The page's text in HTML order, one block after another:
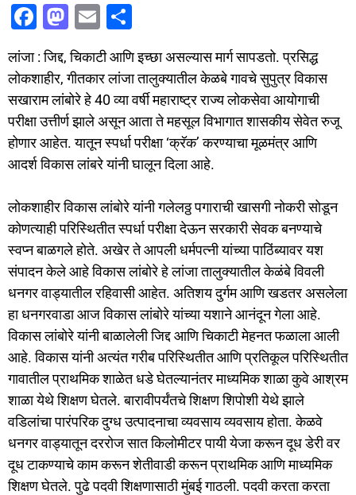
F
a
c
e
b
o
o
k
M
a
st
o
d
o
n
E
m
ai
l
ar
e
लांजा : जिद्द, चिकाटी आणि इच्छा असल्यास मार्ग सापडतो. प्रसिद्ध
लोकशाहीर, गीतकार लांजा तालुक्यातील केळबे गावचे सुपुत्र विकास
सखाराम लांबोरे हे 40 व्या वर्षी महाराष्ट्र राज्य लोकसेवा आयोगाची
परीक्षा उत्तीर्ण झाले असून आता ते महसूल विभागात शासकीय सेवेत रुजू
होणार आहेत. यातून स्पर्धा परीक्षा ‘क्रॅक’ करण्याचा मूळमंत्र आणि
आदर्श विकास लांबरे यांनी घालून दिला आहे.
लोकशाहीर विकास लांबोरे यांनी गलेलठ्ठ पगाराची खासगी नोकरी सोडून
कोणत्याही परिस्थितीत स्पर्धा परीक्षा देऊन सरकारी सेवक बनण्याचे
स्वप्न बाळगले होते. अखेर ते आपली धर्मपत्नी यांच्या पाठिंब्यावर यश
संपादन केले आहे विकास लांबोरे हे लांजा तालुक्यातील केळंबे विवली
धनगर वाड्यातील रहिवासी आहेत. अतिशय दुर्गम आणि खडतर असलेला
हा धनगरवाडा आज विकास लांबोरे यांच्या यशाने आनंदून गेला आहे.
विकास लांबोरे यांनी बाळालेली जिद्द आणि चिकाटी मेहनत फळाला आली
आहे. विकास यांनी अत्यंत गरीब परिस्थितीत आणि प्रतिकूल परिस्थितीत
गावातील प्राथमिक शाळेत धडे घेतल्यानंतर माध्यमिक शाळा कुवे आश्रम
शाळा येथे शिक्षण घेतले. बारावीपर्यंतचे शिक्षण शिपोशी येथे झाले
वडिलांचा पारंपरिक दुग्ध उत्पादनाचा व्यवसाय व्यवसाय होता. केळवे
धनगर वाड्यातून दररोज सात किलोमीटर पायी येजा करून दूध डेरी वर
दूध टाकण्याचे काम करून शेतीवाडी करून प्राथमिक आणि माध्यमिक
शिक्षण घेतले. पुढे पदवी शिक्षणासाठी मुंबई गाठली. पदवी करता करता